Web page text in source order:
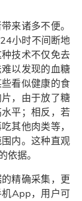
来诸多不便。
小时不间断地
技术不仅免去
以发现的血糖
看似健康的食
，由于放了糖
平；相反，若
其他肉类等，
内。这种直观
依据。
精确采集，更
App，用户可